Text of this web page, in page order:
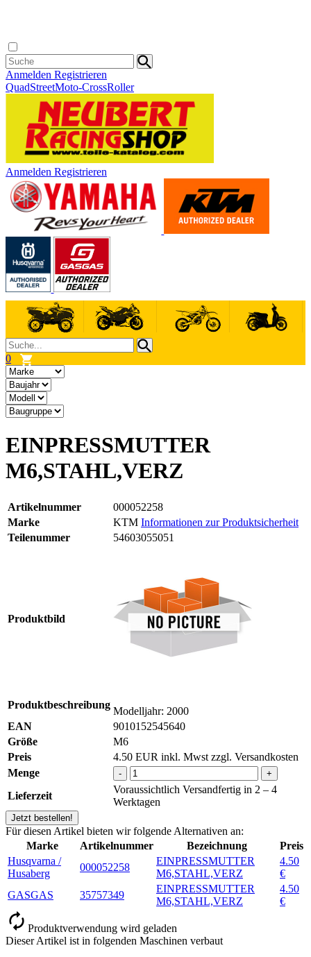
Anmelden Registrieren
QuadStreetMoto-CrossRoller
Anmelden Registrieren
0
EINPRESSMUTTER
M6,STAHL,VERZ
Artikelnummer
000052258
Marke
KTM Informationen zur Produktsicherheit
Teilenummer
54603055051
Produktbild
Produktbeschreibung
Modelljahr: 2000
EAN
9010152545640
Größe
M6
Preis
4.50 EUR inkl. Mwst zzgl. Versandkosten
Menge
- +
Lieferzeit
Voraussichtlich Versandfertig in 2 – 4
Werktagen
Jetzt bestellen!
Für diesen Artikel bieten wir folgende Alternativen an:
Marke
Artikelnummer Bezeichnung
Preis
Husqvarna /
Husaberg
000052258
EINPRESSMUTTER
M6,STAHL,VERZ
4.50
€
GASGAS
35757349
EINPRESSMUTTER
M6,STAHL,VERZ
4.50
€
Produktverwendung wird geladen
Dieser Artikel ist in folgenden Maschinen verbaut